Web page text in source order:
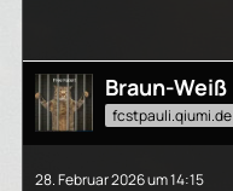
Braun-Weiß
fcstpauli.qiumi.de
28. Februar 2026 um 14:15